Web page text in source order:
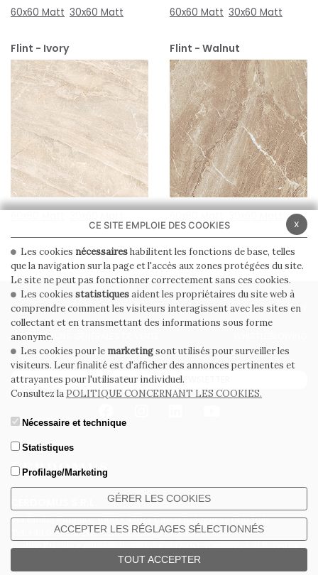
60x60 Matt 30x60 Matt 60x60 Matt 30x60 Matt
Flint - Ivory Flint - Walnut
Via Emilia Ponente, 1000 - 48014 Castel Bolognese (RA) Italy
Tel. +39.0546.652111 - Email: info@cerdomus.com
Codice Fiscale e numero iscrizione al registro imprese di Ravenna
02620780391 - REA RA 217992 - Capitale Sociale Euro 20.000.000 i.v.
PRIVACY POLICY COOKIE POLICY
CONDITIONS GÉNÉRALES DE VENTE
ABONNEZ-VOUS À LA NEWSLETTER
x
CE SITE EMPLOIE DES COOKIES
Les cookies nécessaireshabilitent les fonctions de base, telles
que la navigation sur la page et l'accès aux zones protégées du site.
Le site ne peut pas fonctionner correctement sans ces cookies.
Les cookies statistiquesaident les propriétaires du site web à
comprendre comment les visiteurs interagissent avec les sites en
collectant et en transmettant des informations sous forme
anonyme.
Les cookies pour le marketingsont utilisés pour surveiller les
visiteurs. Leur finalité est d'afficher des annonces pertinentes et
attrayantes pour l'utilisateur individuel.
Consultez la POLITIQUE CONCERNANT LES COOKIES.
Nécessaire et technique
Statistiques
Profilage/Marketing
GÉRER LES COOKIES
ACCEPTER LES RÉGLAGES SÉLECTIONNÉS
TOUT ACCEPTER